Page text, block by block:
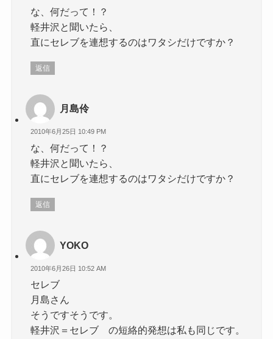
な、何だって！？
軽井沢と聞いたら、
直にセレブを連想するのはワタシだけですか？
返信
月島伶
2010年6月25日 10:49 PM
な、何だって！？
軽井沢と聞いたら、
直にセレブを連想するのはワタシだけですか？
返信
YOKO
2010年6月26日 10:52 AM
セレブ
月島さん
そうですそうです。
軽井沢＝セレブ の短絡的発想は私も同じです。